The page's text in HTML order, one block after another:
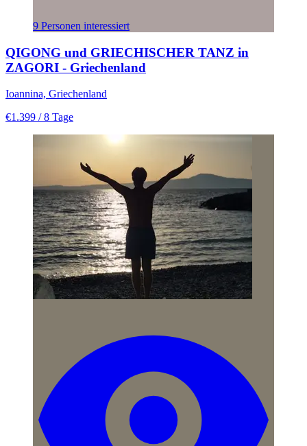
9 Personen interessiert
QIGONG und GRIECHISCHER TANZ in
ZAGORI - Griechenland
Ioannina, Griechenland
€1.399 / 8 Tage